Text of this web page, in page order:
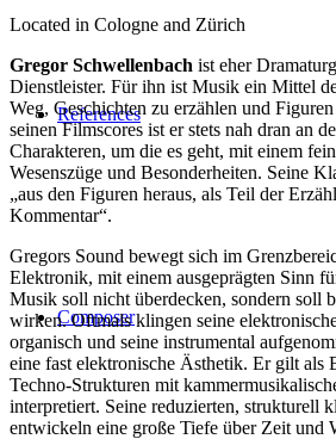
References
Composer
Located in Cologne and Zürich
Gregor Schwellenbach ist eher
Dienstleister. Für ihn ist Musik ein Mittel
Weg, Geschichten zu erzählen und
seinen Filmscores ist er stets nah dran an
Charakteren, um die es geht, mit einem
Wesenszüge und Besonderheiten. Seine
„aus den Figuren heraus, als Teil der
Kommentar“.
Gregors Sound bewegt sich im
Elektronik, mit einem ausgeprägten Sinn
Musik soll nicht überdecken, sondern soll
wirken. Oftmals klingen seine
organisch und seine instrumental
eine fast elektronische Ästhetik. Er gilt als
Techno-Strukturen mit
interpretiert. Seine reduzierten, strukturell
entwickeln eine große Tiefe über Zeit und